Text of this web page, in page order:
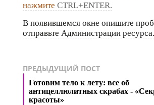
нажмите CTRL+ENTER.
В появившемся окне опишите
отправьте Администрации ресурса.
ПРЕДЫДУЩИЙ ПОСТ
Готовим тело к лету: все об
антицеллюлитных скрабах -
красоты»